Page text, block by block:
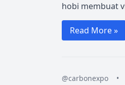
hobi membuat
Read More »
@carbonexpo •